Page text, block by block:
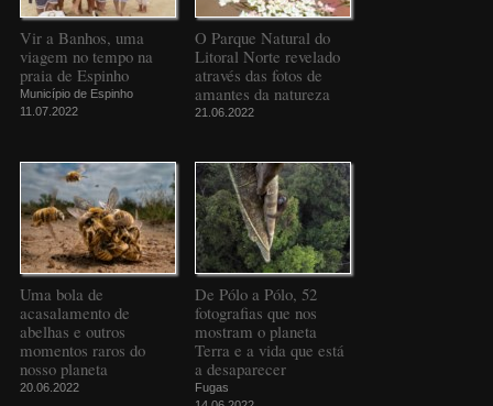
Vir a Banhos, uma
viagem no tempo na
praia de Espinho
Município de Espinho
11.07.2022
O Parque Natural do
Litoral Norte revelado
através das fotos de
amantes da natureza
21.06.2022
Uma bola de
acasalamento de
abelhas e outros
momentos raros do
nosso planeta
20.06.2022
De Pólo a Pólo, 52
fotografias que nos
mostram o planeta
Terra e a vida que está
a desaparecer
Fugas